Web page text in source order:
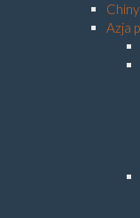
Azja